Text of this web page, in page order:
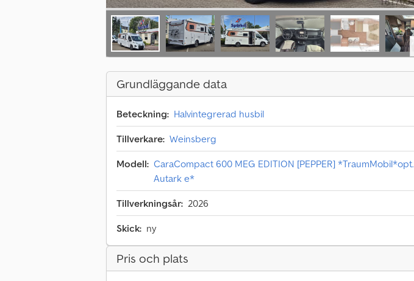
Grundläggande data
Beteckning: Halvintegrerad husbil
Tillverkare: Weinsberg
Modell: CaraCompact 600 MEG EDITION [PEPPER] *TraumMobil*opt.
Autark e*
Tillverkningsår: 2026
Skick: ny
Pris och plats